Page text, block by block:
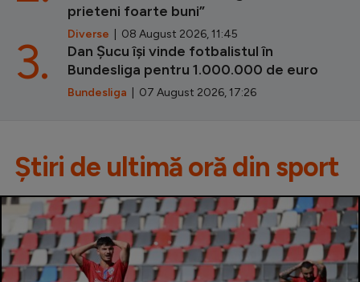
prieteni foarte buni”
Diverse | 08 August 2026, 11:45
Dan Șucu își vinde fotbalistul în
Bundesliga pentru 1.000.000 de euro
Bundesliga | 07 August 2026, 17:26
3.
Știri de ultimă oră din sport